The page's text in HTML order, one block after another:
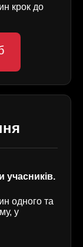
крок до
учасників.
одного та
у